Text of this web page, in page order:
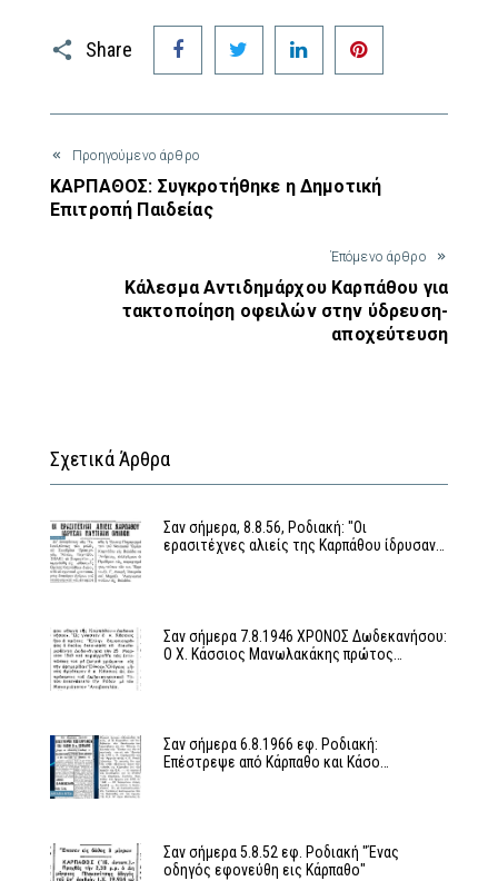
Share
Facebook Twitter LinkedIn
Προηγούμενο άρθρο
ΚΑΡΠΑΘΟΣ: Συγκροτήθηκε η Δημοτική
Επιτροπή Παιδείας
Έπόμενο άρθρο
Κάλεσμα Αντιδημάρχου Καρπάθου για
τακτοποίηση οφειλών στην ύδρευση-
αποχεύτευση
Σχετικά Άρθρα
Σαν σήμερα, 8.8.56, Ροδιακή: "Οι
ερασιτέχνες αλιείς της Καρπάθου ίδρυσαν…
Σαν σήμερα 7.8.1946 ΧΡΟΝΟΣ Δωδεκανήσου:
Ο Χ. Κάσσιος Μανωλακάκης πρώτος…
Σαν σήμερα 6.8.1966 εφ. Ροδιακή:
Επέστρεψε από Κάρπαθο και Κάσο…
Σαν σήμερα 5.8.52 εφ. Ροδιακή "Ένας
οδηγός εφονεύθη εις Κάρπαθο"